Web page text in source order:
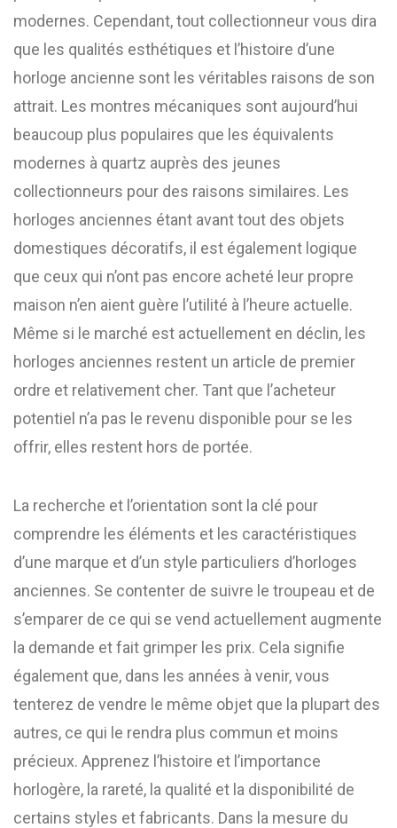
modernes. Cependant, tout collectionneur vous dira
que les qualités esthétiques et l’histoire d’une
horloge ancienne sont les véritables raisons de son
attrait. Les montres mécaniques sont aujourd’hui
beaucoup plus populaires que les équivalents
modernes à quartz auprès des jeunes
collectionneurs pour des raisons similaires. Les
horloges anciennes étant avant tout des objets
domestiques décoratifs, il est également logique
que ceux qui n’ont pas encore acheté leur propre
maison n’en aient guère l’utilité à l’heure actuelle.
Même si le marché est actuellement en déclin, les
horloges anciennes restent un article de premier
ordre et relativement cher. Tant que l’acheteur
potentiel n’a pas le revenu disponible pour se les
offrir, elles restent hors de portée.
La recherche et l’orientation sont la clé pour
comprendre les éléments et les caractéristiques
d’une marque et d’un style particuliers d’horloges
anciennes. Se contenter de suivre le troupeau et de
s’emparer de ce qui se vend actuellement augmente
la demande et fait grimper les prix. Cela signifie
également que, dans les années à venir, vous
tenterez de vendre le même objet que la plupart des
autres, ce qui le rendra plus commun et moins
précieux. Apprenez l’histoire et l’importance
horlogère, la rareté, la qualité et la disponibilité de
certains styles et fabricants. Dans la mesure du